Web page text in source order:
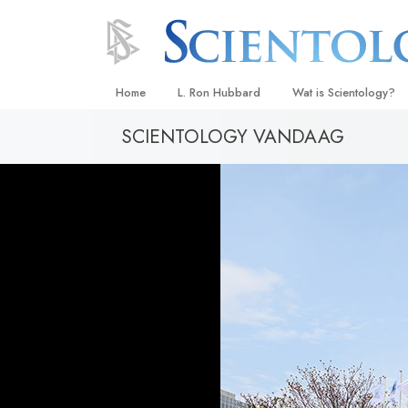
Home L. Ron Hubbard Wat is Scientology?
Overtuigingen &
De
Een Inleiding tot
SCIENTOLOGY VANDAAG